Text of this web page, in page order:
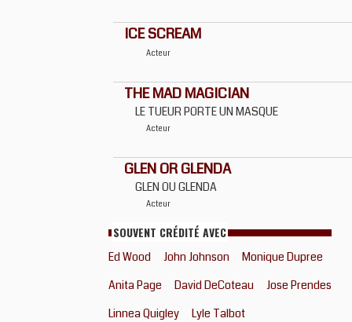
ICE SCREAM
Acteur
THE MAD MAGICIAN
LE TUEUR PORTE UN MASQUE
Acteur
GLEN OR GLENDA
GLEN OU GLENDA
Acteur
SOUVENT CRÉDITÉ AVEC
Ed Wood John Johnson
Monique Dupree
Anita Page
David DeCoteau
Jose Prendes
Linnea Quigley
Lyle Talbot